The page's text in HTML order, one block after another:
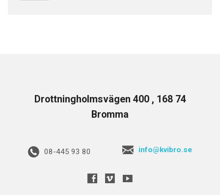
Drottningholmsvägen 400 , 168 74
Bromma
08-445 93 80 info@kvibro.se